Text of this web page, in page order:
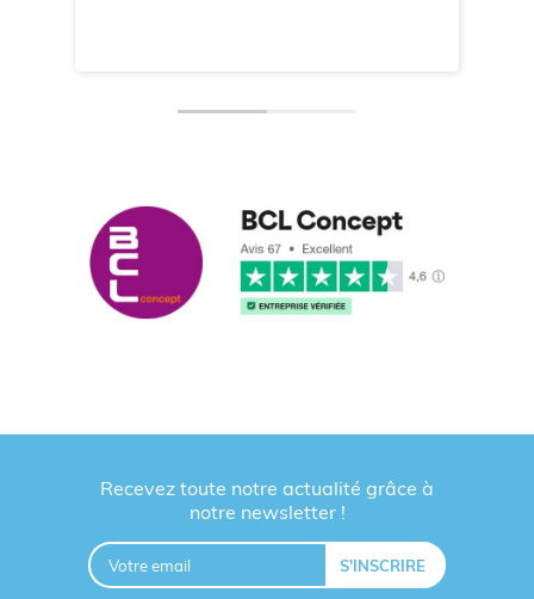
Recevez toute notre actualité grâce à
notre newsletter !